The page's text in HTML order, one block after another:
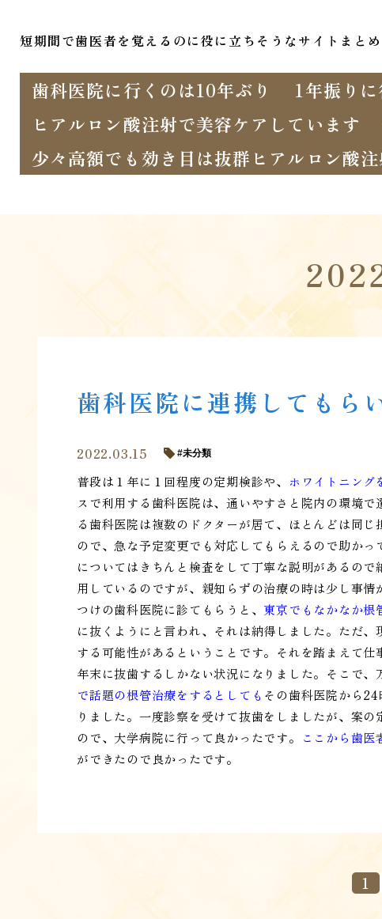
短期間で歯医者を覚えるのに役に立ちそうなサイトまとめ
歯科医院に行くのは10年ぶり 1年振り
ヒアルロン酸注射で美容ケアしています
少々高額でも効き目は抜群ヒアルロン酸
歯科医院に連携してもら
2022.03.15 未分類
普段は１年に１回程度の定期検診や、 ホワイトニング
スで利用する歯科医院は、通いやすさと院内の環境
る歯科医院は複数のドクターが居て、ほとんどは同
ので、急な予定変更でも対応してもらえるので助かっ
についてはきちんと検査をして丁寧な説明があるの
用しているのですが、親知らずの治療の時は少し事
つけの歯科医院に診てもらうと、 東京でもなかなか根
に抜くようにと言われ、それは納得しました。ただ
する可能性があるということです。それを踏まえて
年末に抜歯するしかない状況になりました。そこで、
で話題の根管治療をするとしても その歯科医院から
りました。一度診察を受けて抜歯をしましたが、案
ので、大学病院に行って良かったです。
ここから歯医
ができたので良かったです。
1